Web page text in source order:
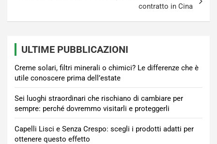
contratto in Cina
ULTIME PUBBLICAZIONI
Creme solari, filtri minerali o chimici? Le differenze che è
utile conoscere prima dell’estate
Sei luoghi straordinari che rischiano di cambiare per
sempre: perché dovremmo visitarli e proteggerli
Capelli Lisci e Senza Crespo: scegli i prodotti adatti per
ottenere questo effetto